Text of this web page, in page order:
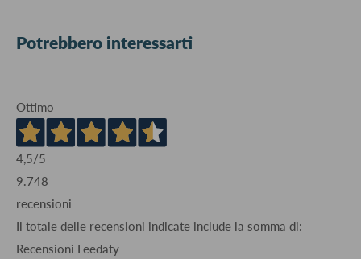
Potrebbero interessarti
Ottimo
4,5/5
9.748
recensioni
Il totale delle recensioni indicate include la somma di:
Recensioni Feedaty